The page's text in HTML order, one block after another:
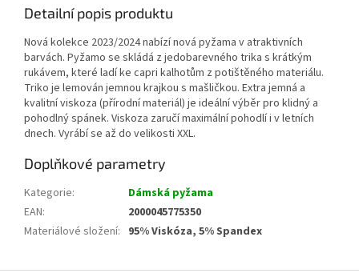
Detailní popis produktu
Nová kolekce 2023/2024 nabízí nová pyžama v atraktivních
barvách. Pyžamo se skládá z jedobarevného trika s krátkým
rukávem, které ladí ke capri kalhotům z potištěného materiálu.
Triko je lemován jemnou krajkou s mašličkou. Extra jemná a
kvalitní viskoza (přírodní materiál) je ideální výběr pro klidný a
pohodlný spánek. Viskoza zaručí maximální pohodlí i v letních
dnech. Vyrábí se až do velikosti XXL.
Doplňkové parametry
Kategorie:
Dámská pyžama
EAN:
2000045775350
Materiálové složení: 95% Viskóza, 5% Spandex